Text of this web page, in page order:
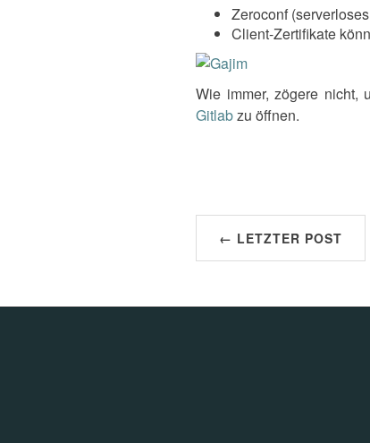
Zeroconf
Client-Zertifikate
Wie immer, zögere nicht,
Gitlabzu öffnen.
← LETZTER POST